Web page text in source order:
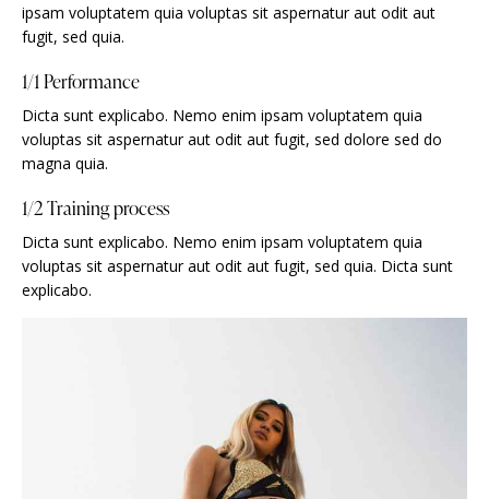
ipsam voluptatem quia voluptas sit aspernatur aut odit aut
fugit, sed quia.
1/1 Performance
Dicta sunt explicabo. Nemo enim ipsam voluptatem quia
voluptas sit aspernatur aut odit aut fugit, sed dolore sed do
magna quia.
1/2 Training process
Dicta sunt explicabo. Nemo enim ipsam voluptatem quia
voluptas sit aspernatur aut odit aut fugit, sed quia. Dicta sunt
explicabo.